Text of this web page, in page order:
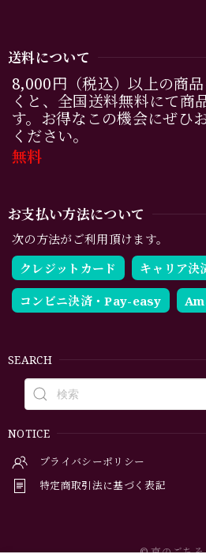
送料について
8,000円（税込）以上の商
くと、全国送料無料にて商
す。お得なこの機会にぜひ
ください。
無料
お支払い方法について
次の方法がご利用頂けます。
クレジットカード
キャリア決
コンビニ決済・Pay-easy
SEARCH
NOTICE
プライバシーポリシー
特定商取引法に基づく表記